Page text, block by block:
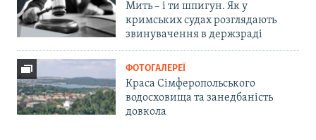
Мить – і ти шпигун. Як у
кримських судах розглядають
звинувачення в держзраді
ФОТОГАЛЕРЕЇ
Краса Сімферопольського
водосховища та занедбаність
довкола